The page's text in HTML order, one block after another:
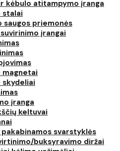
kėbulo atitampymo įranga
stalai
saugos priemonės
įrangai
magnetai
skydeliai
įranga
keltuvai
svarstyklės
buksyravimo diržai